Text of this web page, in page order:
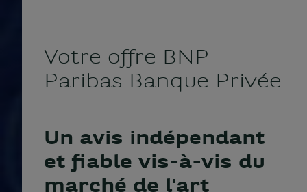
Votre offre BNP
Paribas Banque Privée
Un avis indépendant
et fiable vis-à-vis du
marché de l'art